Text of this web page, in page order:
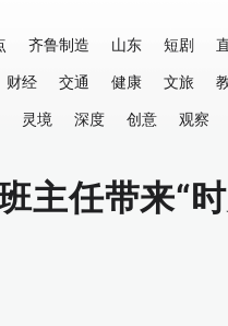
齐鲁制造 山东 短剧
财经 交通 健康 文旅
灵境 深度 创意 观察
主任带来“